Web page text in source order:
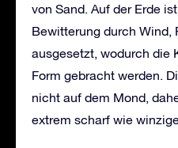
von Sand. Auf der Erde
Bewitterung durch Wind,
ausgesetzt, wodurch die
Form gebracht werden.
nicht auf dem Mond,
extrem scharf wie